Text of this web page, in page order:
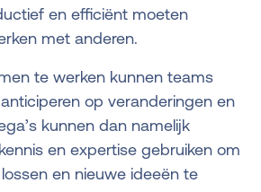
en efficiënt moeten
met anderen.
te werken kunnen teams
op veranderingen en
kunnen dan namelijk
en expertise gebruiken om
en nieuwe ideeën te